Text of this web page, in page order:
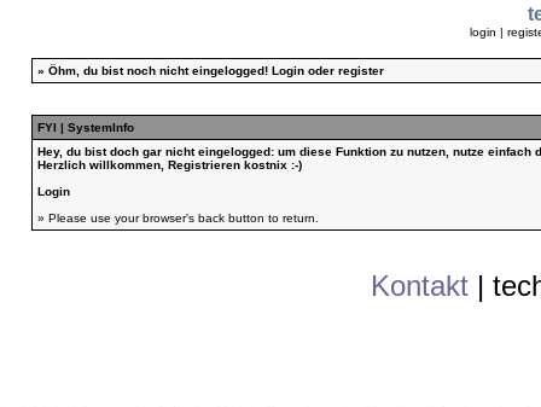
login |
» Öhm, du bist noch nicht eingelogged! Loginoder register
FYI | SystemInfo
Hey, du bist doch gar nicht eingelogged: um diese Funktion zu nutzen, nutze
Herzlich willkommen, Registrieren kostnix :-)
Login
» Please use your browser's back button to return.
Kontakt |